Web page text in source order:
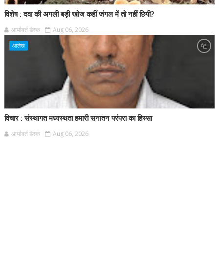
विशेष : दवा की अगली बड़ी खोज कहीं जंगल में तो नहीं छिपी?
आर्यावर्त डेस्क Aug 06, 2026
आलेख
विचार : संस्थागत मध्यस्थता हमारी सनातन परंपरा का हिस्सा
आर्यावर्त डेस्क Aug 06, 2026